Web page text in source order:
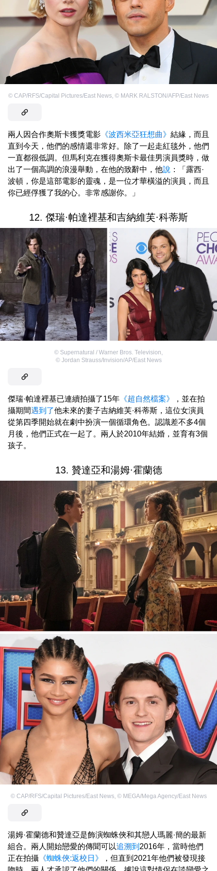
© CAP/RFS/Capital Pictures/East News, © MARK RALSTON/AFP/East News
兩人因合作奧斯卡獲獎電影 《波西米亞狂想曲》 結緣，而且
直到今天，他們的感情還非常好。除了一起走紅毯外，他們
一直都很低調。但馬利克在獲得奧斯卡最佳男演員獎時，做
出了一個高調的浪漫舉動，在他的致辭中，他說 ：「露西·
波頓，你是這部電影的靈魂，是一位才華橫溢的演員，而且
你已經俘獲了我的心。非常感謝你。」
12. 傑瑞·帕達裡基和吉納維芙·科蒂斯
© Supernatural / Warner Bros. Television,
© Jordan Strauss/Invision/AP/East News
傑瑞·帕達裡基已連續拍攝了15年 《超自然檔案》
，並在拍
攝期間遇到了他未來的妻子吉納維芙·科蒂斯，這位女演員
從第四季開始就在劇中扮演一個循環角色。認識差不多4個
月後，他們正式在一起了。兩人於2010年結婚，並育有3個
孩子。
13. 贊達亞和湯姆·霍蘭德
© CAP/RFS/Capital Pictures/East News, © MEGA/Mega Agency/East News
湯姆·霍蘭德和贊達亞是飾演蜘蛛俠和其戀人瑪麗·簡的最新
組合。兩人開始戀愛的傳聞可以追溯到 2016年，當時他們
正在拍攝 《蜘蛛俠:返校日》
，但直到2021年他們被發現接